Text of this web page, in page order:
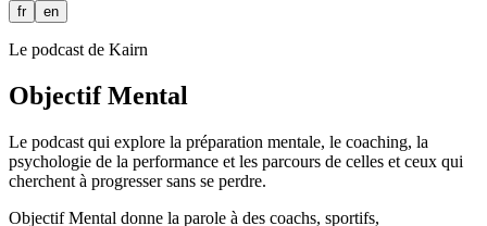
fr en
Le podcast de Kairn
Objectif Mental
Le podcast qui explore la préparation mentale, le coaching, la
psychologie de la performance et les parcours de celles et ceux qui
cherchent à progresser sans se perdre.
Objectif Mental donne la parole à des coachs, sportifs,